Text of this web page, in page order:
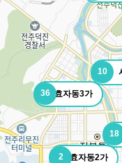
10
18
2 효자동2가
36 효자동3가